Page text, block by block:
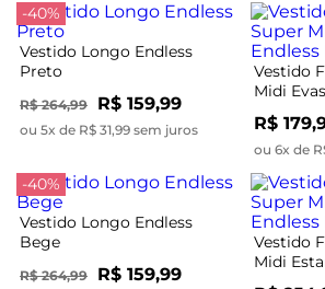
-40%
Vestido Longo Endless
Preto
R$ 264,99 R$ 159,99
ou 5x de R$ 31,99 sem juros
Vestido
Midi
Marrom
R$
ou 6x de
-40%
Vestido Longo Endless
Bege
R$ 264,99 R$ 159,99
Vestido
Midi
Preto